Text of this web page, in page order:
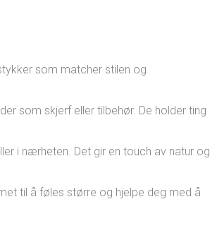
som matcher stilen og
som skjerf eller tilbehør. De holder ting
i nærheten. Det gir en touch av natur og
til å føles større og hjelpe deg med å